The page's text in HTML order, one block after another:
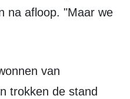
na afloop. "Maar we
trokken de stand